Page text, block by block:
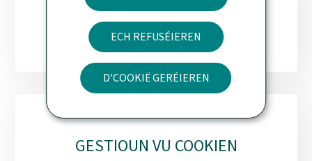
ECH REFUSÉIEREN
D'COOKIË GERÉIEREN
NEWSLETTER
GESTIOUN VU COOKIEN